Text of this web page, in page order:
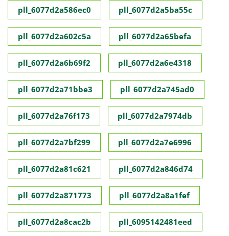
pll_6077d2a586ec0 pll_6077d2a5ba55c
pll_6077d2a602c5a pll_6077d2a65befa
pll_6077d2a6b69f2 pll_6077d2a6e4318
pll_6077d2a71bbe3 pll_6077d2a745ad0
pll_6077d2a76f173 pll_6077d2a7974db
pll_6077d2a7bf299 pll_6077d2a7e6996
pll_6077d2a81c621 pll_6077d2a846d74
pll_6077d2a871773 pll_6077d2a8a1fef
pll_6077d2a8cac2b pll_6095142481eed